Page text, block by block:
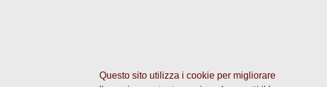
Questo sito utilizza i cookie per migliorare